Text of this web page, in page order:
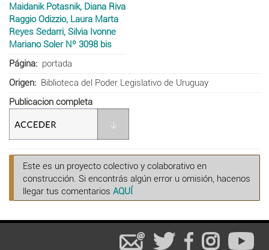
Maidanik Potasnik, Diana Riva
Raggio Odizzio, Laura Marta
Reyes Sedarri, Silvia Ivonne
Mariano Soler Nº 3098 bis
Página
portada
Origen
Biblioteca del Poder Legislativo de Uruguay
Publicacion completa
Este es un proyecto colectivo y colaborativo en
construcción. Si encontrás algún error u omisión, hacenos
llegar tus comentarios AQUÍ